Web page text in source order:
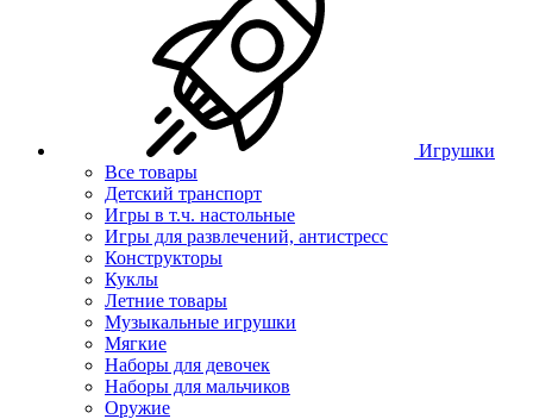
Игрушки
Все товары
Детский транспорт
Игры в т.ч. настольные
Игры для развлечений, антистресс
Конструкторы
Куклы
Летние товары
Музыкальные игрушки
Мягкие
Наборы для девочек
Наборы для мальчиков
Оружие